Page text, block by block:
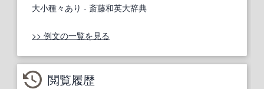
大小種々あり - 斎藤和英大辞典
>> 例文の一覧を見る
閲覧履歴